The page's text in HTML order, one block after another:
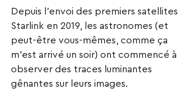
Depuis l’envoi des premiers satellites
Starlink en 2019, les astronomes (et
peut-être vous-mêmes, comme ça
m’est arrivé un soir) ont commencé à
observer des traces luminantes
gênantes sur leurs images.